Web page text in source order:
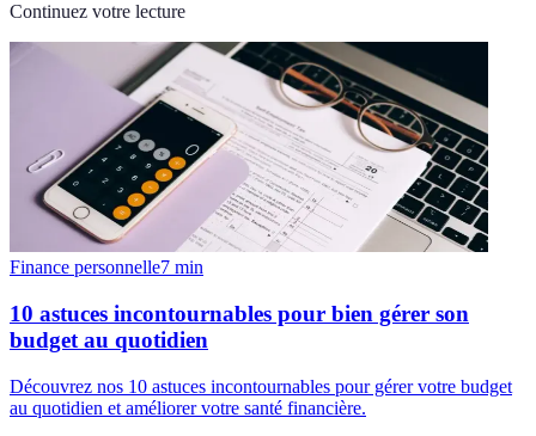
Continuez votre lecture
Finance personnelle7 min
10 astuces incontournables pour bien gérer son
budget au quotidien
Découvrez nos 10 astuces incontournables pour gérer votre budget
au quotidien et améliorer votre santé financière.